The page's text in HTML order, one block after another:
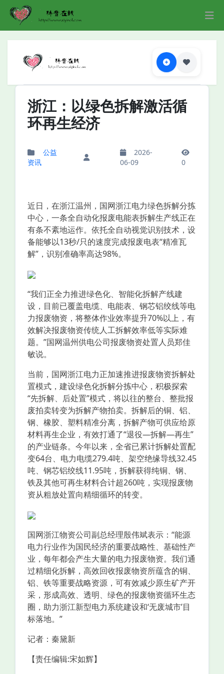
浙江：以绿色拆解激活循
环再生经济
公益
资讯
2026-
06-09
0
近日，在浙江温州，国网浙江电力绿色拆解分拣
中心，一条全自动化报废电能表拆解生产线正在
有条不紊地运作。依托全自动视觉识别技术，设
备能够以13秒/只的速度完成报废电表“精准瓦
解”，识别准确率高达98%。
“我们正全力推进绿色化、智能化拆解产线建
设，目前已覆盖电缆、电能表、钢芯铝绞线等电
力报废物资，将整体作业效率提升70%以上，有
效解决报废物资传统人工拆解效率低等实际难
题。”国网温州供电公司报废物资处置人员郑佳
敏说。
当前，国网浙江电力正加速推进报废物资拆解处
置模式，建设绿色化拆解分拣中心，积极探索
“先拆解、后处置”模式，将以往的整台、整批报
废拍卖转变为拆解产物拍卖。拆解后的铜、铝、
钢、橡胶、塑料精准分离，拆解产物可供应给原
材料再生企业，有效打通了“退役—拆解—再生”
的产业链条。今年以来，全省已累计拆解处置配
变64台、电力电缆279.4吨、架空绝缘导线32.45
吨、钢芯铝绞线11.95吨，拆解获得纯铜、钢、
铁及其他可再生材料合计超260吨，实现报废物
资从粗放处置向精细循环的转变。
国网浙江物资公司副总经理殷伟斌表示：“能源
电力行业作为国民经济的重要战略性、基础性产
业，每年都会产生大量的电力报废物资。我们通
过精细化拆解，高效回收报废物资所蕴含的铜、
铝、铁等重要战略资源，可有效减少原生矿产开
采，形成高效、透明、绿色的报废物资循环生态
圈，助力浙江新型电力系统建设和‘无废城市’目
标落地。”
记者：秦黛新
【责任编辑:宋如辉】